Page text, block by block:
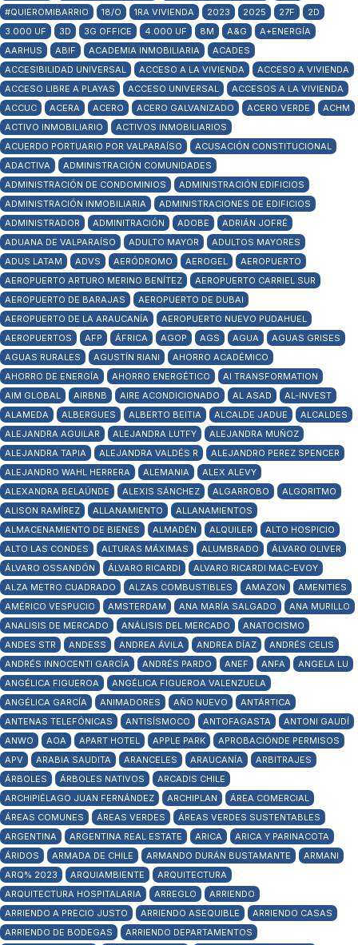
#QUIEROMIBARRIO
18/O 1RA VIVIENDA 2023 2025 27F
2D
3.000 UF
3D 3G OFFICE 4.000 UF 8M A&G
A+ENERGÍA
AARHUS
ABIF ACADEMIA INMOBILIARIA
ACADES
ACCESIBILIDAD UNIVERSAL
ACCESO A LA VIVIENDA
ACCESO A VIVIENDA
ACCESO LIBRE A PLAYAS
ACCESO UNIVERSAL
ACCESOS A LA VIVIENDA
ACCUC
ACERA ACERO ACERO GALVANIZADO ACERO VERDE
ACHM
ACTIVO INMOBILIARIO
ACTIVOS INMOBILIARIOS
ACUERDO PORTUARIO POR VALPARAÍSO
ACUSACIÓN CONSTITUCIONAL
ADACTIVA
ADMINISTRACIÓN COMUNIDADES
ADMINISTRACIÓN DE CONDOMINIOS
ADMINISTRACIÓN EDIFICIOS
ADMINISTRACIÓN INMOBILIARIA
ADMINISTRACIONES DE EDIFICIOS
ADMINISTRADOR
ADMINITRACIÓN ADOBE
ADRIÁN JOFRÉ
ADUANA DE VALPARAÍSO
ADULTO MAYOR
ADULTOS MAYORES
ADUS LATAM
ADVS AERÓDROMO AEROGEL
AEROPUERTO
AEROPUERTO ARTURO MERINO BENÍTEZ
AEROPUERTO CARRIEL SUR
AEROPUERTO DE BARAJAS
AEROPUERTO DE DUBAI
AEROPUERTO DE LA ARAUCANÍA
AEROPUERTO NUEVO PUDAHUEL
AEROPUERTOS
AFP ÁFRICA AGOP AGS AGUA
AGUAS GRISES
AGUAS RURALES
AGUSTÍN RIANI
AHORRO ACADÉMICO
AHORRO DE ENERGÍA
AHORRO ENERGÉTICO
AI TRANSFORMATION
AIM GLOBAL
AIRBNB AIRE ACONDICIONADO AL ASAD
AL-INVEST
ALAMEDA
ALBERGUES ALBERTO BEITIA ALCALDE JADUE
ALCALDES
ALEJANDRA AGUILAR
ALEJANDRA LUTFY
ALEJANDRA MUÑOZ
ALEJANDRA TAPIA
ALEJANDRA VALDÉS R
ALEJANDRO PEREZ SPENCER
ALEJANDRO WAHL HERRERA
ALEMANIA
ALEX ALEVY
ALEXANDRA BELAÚNDE
ALEXIS SÁNCHEZ ALGARROBO
ALGORITMO
ALISON RAMÍREZ
ALLANAMIENTO
ALLANAMIENTOS
ALMACENAMIENTO DE BIENES
ALMADÉN ALQUILER
ALTO HOSPICIO
ALTO LAS CONDES
ALTURAS MÁXIMAS ALUMBRADO
ÁLVARO OLIVER
ÁLVARO OSSANDÓN
ÁLVARO RICARDI
ALVARO RICARDI MAC-EVOY
ALZA METRO CUADRADO
ALZAS COMBUSTIBLES AMAZON
AMENITIES
AMÉRICO VESPUCIO
AMSTERDAM ANA MARÍA SALGADO
ANA MURILLO
ANALISIS DE MERCADO
ANÁLISIS DEL MERCADO
ANATOCISMO
ANDES STR
ANDESS ANDREA ÁVILA ANDREA DÍAZ
ANDRÉS CELIS
ANDRÉS INNOCENTI GARCÍA
ANDRÉS PARDO ANEF ANFA
ANGELA LU
ANGÉLICA FIGUEROA
ANGÉLICA FIGUEROA VALENZUELA
ANGÉLICA GARCÍA
ANIMADORES AÑO NUEVO
ANTÁRTICA
ANTENAS TELEFÓNICAS
ANTISÍSMOCO ANTOFAGASTA
ANTONI GAUDÍ
ANWO
AOA APART HOTEL APPLE PARK
APROBACIÓNDE PERMISOS
APV
ARABIA SAUDITA ARANCELES ARAUCANÍA
ARBITRAJES
ÁRBOLES
ÁRBOLES NATIVOS
ARCADIS CHILE
ARCHIPIÉLAGO JUAN FERNÁNDEZ
ARCHIPLAN
ÁREA COMERCIAL
ÁREAS COMUNES
ÁREAS VERDES
ÁREAS VERDES SUSTENTABLES
ARGENTINA
ARGENTINA REAL ESTATE ARICA
ARICA Y PARINACOTA
ÁRIDOS
ARMADA DE CHILE ARMANDO DURÁN BUSTAMANTE
ARMANI
ARQ% 2023
ARQUIAMBIENTE
ARQUITECTURA
ARQUITECTURA HOSPITALARIA
ARREGLO
ARRIENDO
ARRIENDO A PRECIO JUSTO
ARRIENDO ASEQUIBLE
ARRIENDO CASAS
ARRIENDO DE BODEGAS
ARRIENDO DEPARTAMENTOS